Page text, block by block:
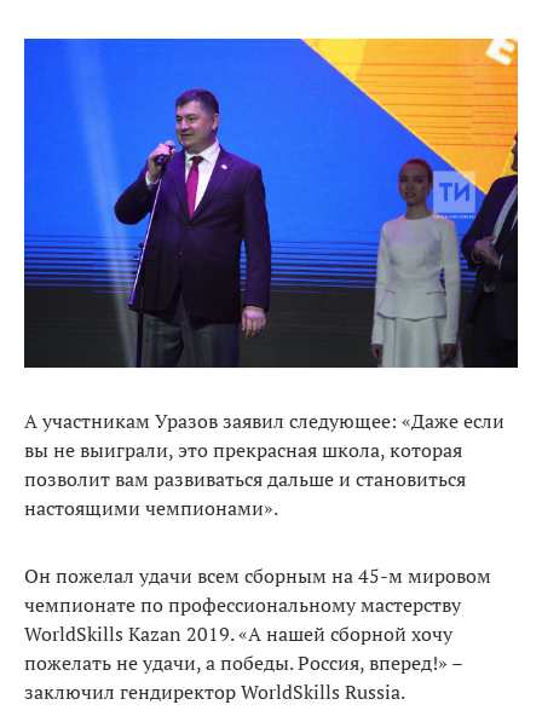
А участникам Уразов заявил следующее: «Даже если
вы не выиграли, это прекрасная школа, которая
позволит вам развиваться дальше и становиться
настоящими чемпионами».
Он пожелал удачи всем сборным на 45-м мировом
чемпионате по профессиональному мастерству
WorldSkills Kazan 2019. «А нашей сборной хочу
пожелать не удачи, а победы. Россия, вперед!» –
заключил гендиректор WorldSkills Russia.